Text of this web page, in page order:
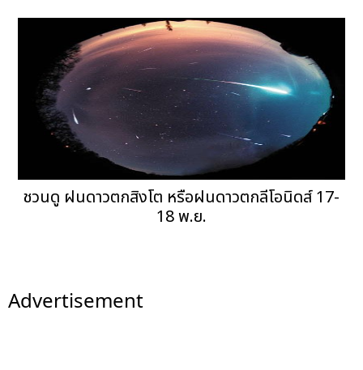
ชวนดู ฝนดาวตกสิงโต หรือฝนดาวตกลีโอนิดส์ 17-
18 พ.ย.
Advertisement